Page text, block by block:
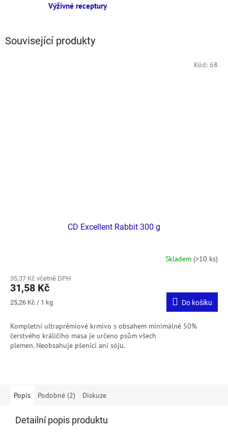
Výživné receptury
Související produkty
CD Excellent Rabbit 300 g
Skladem (>10 ks)
35,37 Kč včetně DPH
31,58 Kč
Měrná
25,26 Kč / 1 kg Do košíku
Kompletní ultraprémiové krmivo s obsahem minimálně 50%
čerstvého králičího masa je určeno psům všech
plemen. Neobsahuje pšenici ani sóju.
Kód: 68
Popis Podobné (2) Diskuze
Detailní popis produktu